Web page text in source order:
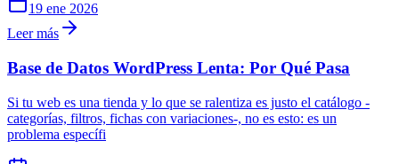
19 ene 2026
Leer más
Base de Datos WordPress Lenta: Por Qué Pasa
Si tu web es una tienda y lo que se ralentiza es justo el catálogo -
categorías, filtros, fichas con variaciones-, no es esto: es un
problema específi